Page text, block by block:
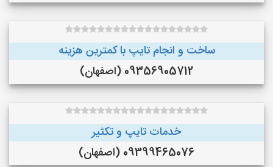
ساخت و انجام تایپ با کمترین هزینه
09356905712 (اصفهان)
خدمات تایپ و تکثیر
09399465076 (اصفهان)